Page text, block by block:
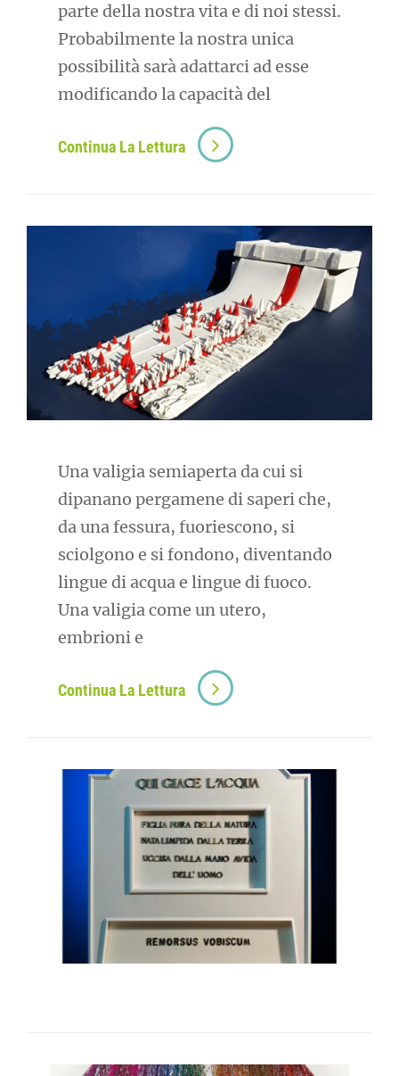
parte della nostra vita e di noi stessi.
Probabilmente la nostra unica
possibilità sarà adattarci ad esse
modificando la capacità del
Continua La Lettura
Una valigia semiaperta da cui si
dipanano pergamene di saperi che,
da una fessura, fuoriescono, si
sciolgono e si fondono, diventando
lingue di acqua e lingue di fuoco.
Una valigia come un utero,
embrioni e
Continua La Lettura